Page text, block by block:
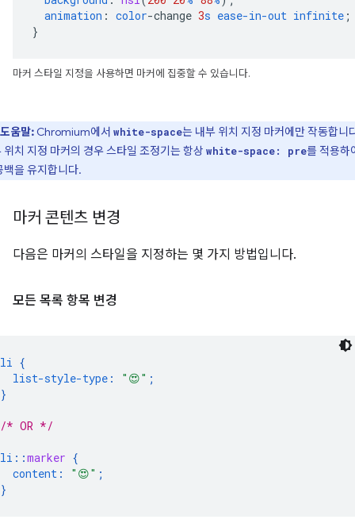
animation : color-change 3s ease-in-out infinite ;
}
마커 스타일 지정을 사용하면 마커에 집중할 수 있습니다.
도움말: Chromium에서 white-space는 내부 위치 지정 마커에만 작동합니
위치 지정 마커의 경우 스타일 조정기는 항상 white-space: pre를 적용하
백을 유지합니다.
마커 콘텐츠 변경
다음은 마커의 스타일을 지정하는 몇 가지 방법입니다.
모든 목록 항목 변경
li {
list-style-type : "😍" ;
}
/* OR */
li ::marker {
content : "😍" ;
}